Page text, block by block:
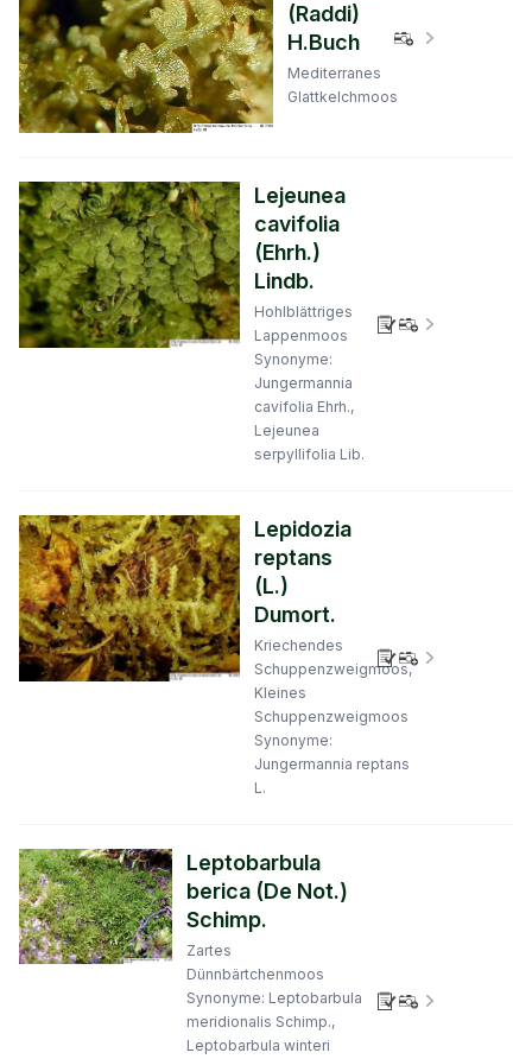
(Raddi)
H.Buch
Mediterranes
Glattkelchmoos
Lejeunea
cavifolia
(Ehrh.)
Lindb.
Hohlblättriges
Lappenmoos
Synonyme:
Jungermannia
cavifolia Ehrh.,
Lejeunea
serpyllifolia Lib.
Lepidozia
reptans
(L.)
Dumort.
Kriechendes
Schuppenzweigmoos,
Kleines
Schuppenzweigmoos
Synonyme:
Jungermannia reptans
L.
Leptobarbula
berica (De Not.)
Schimp.
Zartes
Dünnbärtchenmoos
Synonyme: Leptobarbula
meridionalis Schimp.,
Leptobarbula winteri